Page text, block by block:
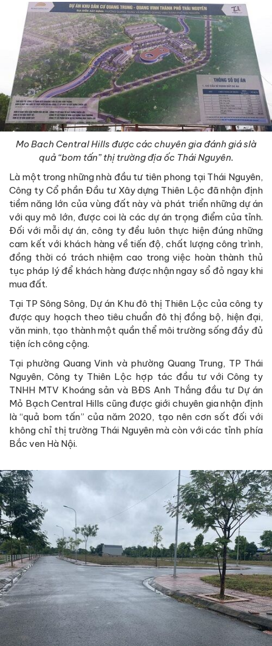
Mo Bach Central Hills được các chuyên gia đánh giá slà
quả “bom tấn” thị trường địa ốc Thái Nguyên.
Là một trong những nhà đầu tư tiên phong tại Thái Nguyên,
Công ty Cổ phần Đầu tư Xây dựng Thiên Lộc đã nhận định
tiềm năng lớn của vùng đất này và phát triển những dự án
với quy mô lớn, được coi là các dự án trọng điểm của tỉnh.
Đối với mỗi dự án, công ty đều luôn thực hiện đúng những
cam kết với khách hàng về tiến độ, chất lượng công trình,
đồng thời có trách nhiệm cao trong việc hoàn thành thủ
tục pháp lý để khách hàng được nhận ngay sổ đỏ ngay khi
mua đất.
Tại TP Sông Sông, Dự án Khu đô thị Thiên Lộc của công ty
được quy hoạch theo tiêu chuẩn đô thị đồng bộ, hiện đại,
văn minh, tạo thành một quần thể môi trường sống đầy đủ
tiện ích công cộng.
Tại phường Quang Vinh và phường Quang Trung, TP Thái
Nguyên, Công ty Thiên Lộc hợp tác đầu tư với Công ty
TNHH MTV Khoáng sản và BĐS Anh Thắng đầu tư Dự án
Mỏ Bạch Central Hills cũng được giới chuyên gia nhận định
là “quả bom tấn” của năm 2020, tạo nên cơn sốt đối với
không chỉ thị trường Thái Nguyên mà còn với các tỉnh phía
Bắc ven Hà Nội.